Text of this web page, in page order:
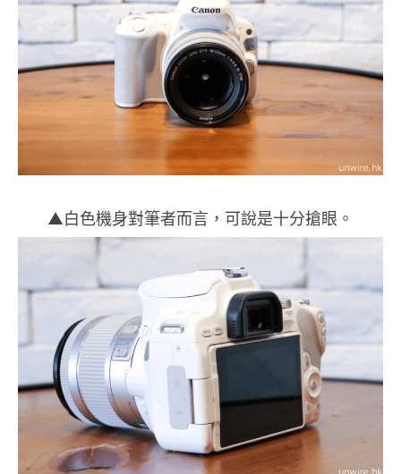
▲白色機身對筆者而言，可說是十分搶眼。